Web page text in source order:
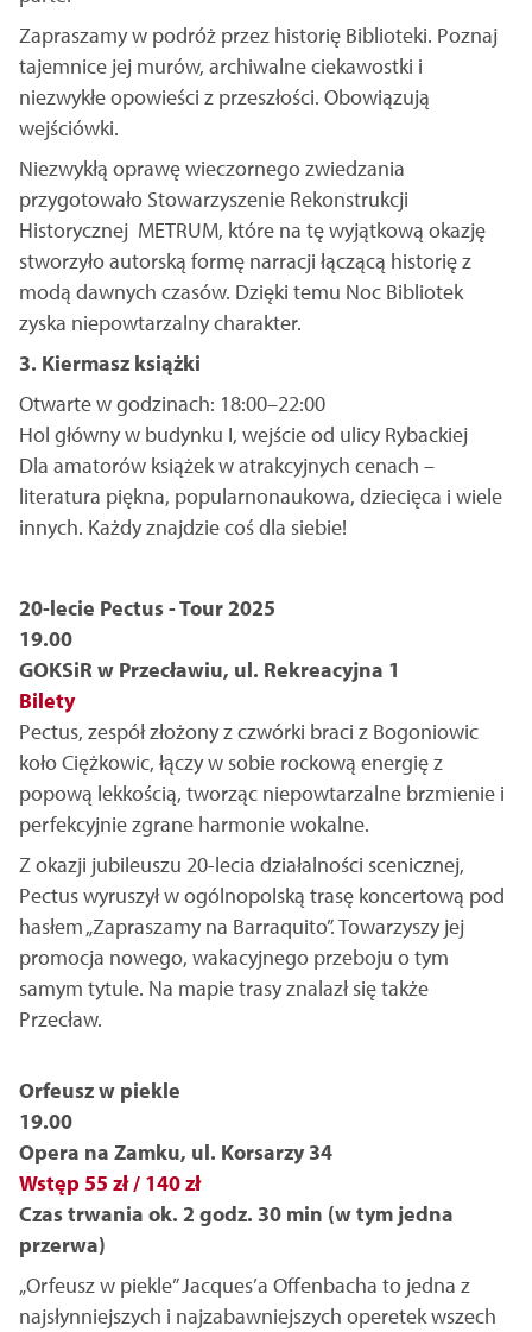
Zapraszamy w podróż przez historię Biblioteki. Poznaj
tajemnice jej murów, archiwalne ciekawostki i
niezwykłe opowieści z przeszłości. Obowiązują
wejściówki.
Niezwykłą oprawę wieczornego zwiedzania
przygotowało Stowarzyszenie Rekonstrukcji
Historycznej METRUM, które na tę wyjątkową okazję
stworzyło autorską formę narracji łączącą historię z
modą dawnych czasów. Dzięki temu Noc Bibliotek
zyska niepowtarzalny charakter.
3. Kiermasz książki
Otwarte w godzinach: 18:00–22:00
Hol główny w budynku I, wejście od ulicy Rybackiej
Dla amatorów książek w atrakcyjnych cenach –
literatura piękna, popularnonaukowa, dziecięca i wiele
innych. Każdy znajdzie coś dla siebie!
20-lecie Pectus - Tour 2025
19.00
GOKSiR w Przecławiu, ul. Rekreacyjna 1
Bilety
Pectus, zespół złożony z czwórki braci z Bogoniowic
koło Ciężkowic, łączy w sobie rockową energię z
popową lekkością, tworząc niepowtarzalne brzmienie i
perfekcyjnie zgrane harmonie wokalne.
Z okazji jubileuszu 20-lecia działalności scenicznej,
Pectus wyruszył w ogólnopolską trasę koncertową pod
hasłem „Zapraszamy na Barraquito”. Towarzyszy jej
promocja nowego, wakacyjnego przeboju o tym
samym tytule. Na mapie trasy znalazł się także
Przecław.
Orfeusz w piekle
19.00
Opera na Zamku, ul. Korsarzy 34
Wstęp 55 zł / 140 zł
Czas trwania ok. 2 godz. 30 min (w tym jedna
przerwa)
„Orfeusz w piekle” Jacques’a Offenbacha to jedna z
najsłynniejszych i najzabawniejszych operetek wszech